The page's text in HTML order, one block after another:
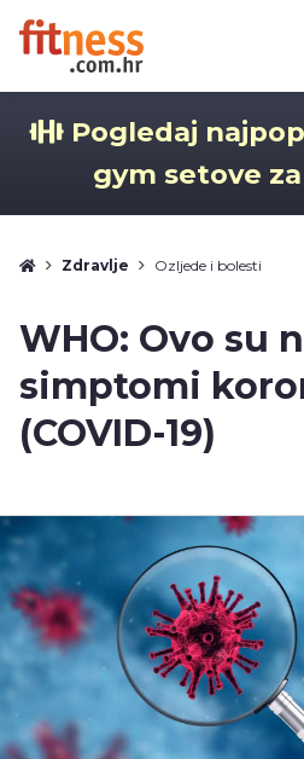
Pogledaj
gym setove
Zdravlje Ozljede i bolesti
WHO: Ovo su
simptomi
(COVID-19)